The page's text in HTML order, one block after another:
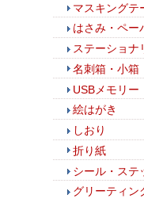
マスキングテ
はさみ・ペー
ステーショナ
名刺箱・小箱
USBメモリー
絵はがき
しおり
折り紙
シール・ステ
グリーティン